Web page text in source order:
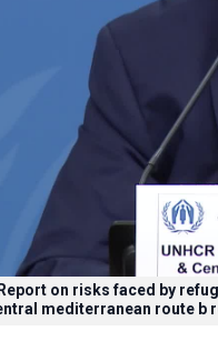
on risks faced by
mediterranean route b